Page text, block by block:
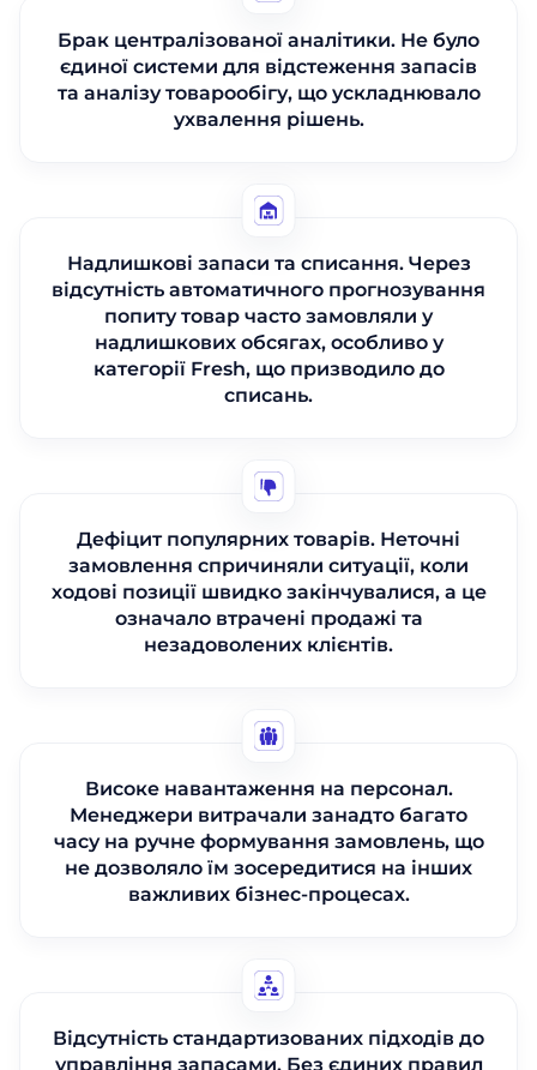
Брак централізованої аналітики. Не було
єдиної системи для відстеження запасів
та аналізу товарообігу, що ускладнювало
ухвалення рішень.
Надлишкові запаси та списання. Через
відсутність автоматичного прогнозування
попиту товар часто замовляли у
надлишкових обсягах, особливо у
категорії Fresh, що призводило до
списань.
Дефіцит популярних товарів. Неточні
замовлення спричиняли ситуації, коли
ходові позиції швидко закінчувалися, а це
означало втрачені продажі та
незадоволених клієнтів.
Високе навантаження на персонал.
Менеджери витрачали занадто багато
часу на ручне формування замовлень, що
не дозволяло їм зосередитися на інших
важливих бізнес-процесах.
Відсутність стандартизованих підходів до
управління запасами. Без єдиних правил